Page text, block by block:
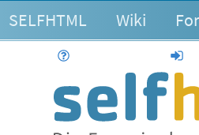
SELFHTML Wiki